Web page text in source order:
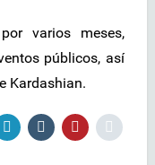
varios meses,
públicos, así
Kardashian.